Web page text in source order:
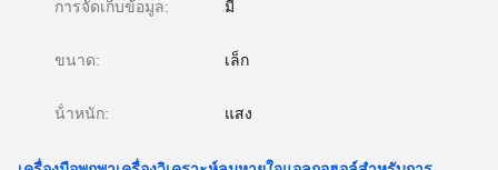
การจัดเก็บข้อมูล: มี
ขนาด: เล็ก
น้ําหนัก: แสง